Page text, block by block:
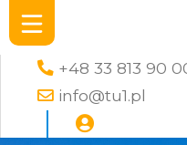
+48 33 813 90
info@tu1.pl